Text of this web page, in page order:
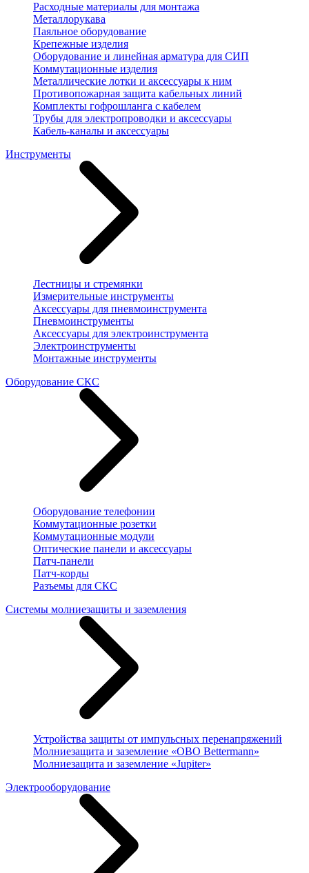
Расходные материалы для монтажа
Металлорукава
Паяльное оборудование
Крепежные изделия
Оборудование и линейная арматура для СИП
Коммутационные изделия
Металлические лотки и аксессуары к ним
Противопожарная защита кабельных линий
Комплекты гофрошланга с кабелем
Трубы для электропроводки и аксессуары
Кабель-каналы и аксессуары
Инструменты
Лестницы и стремянки
Измерительные инструменты
Аксессуары для пневмоинструмента
Пневмоинструменты
Аксессуары для электроинструмента
Электроинструменты
Монтажные инструменты
Оборудование СКС
Оборудование телефонии
Коммутационные розетки
Коммутационные модули
Оптические панели и аксессуары
Патч-панели
Патч-корды
Разъемы для СКС
Системы молниезащиты и заземления
Устройства защиты от импульсных перенапряжений
Молниезащита и заземление «OBO Bettermann»
Молниезащита и заземление «Jupiter»
Электрооборудование